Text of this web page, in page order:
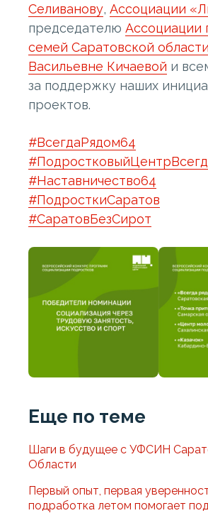
Селиванову, Ассоциации
председателю Ассоциации
семей Саратовской области
Васильевне Кичаевой и
за поддержку наших
проектов.
#ВсегдаРядом64
#Наставничество64
#ПодросткиСаратов
#СаратовБезСирот
Еще по теме
Шаги в будущее с УФСИН
Области
Первый опыт, первая
подработка летом помогает